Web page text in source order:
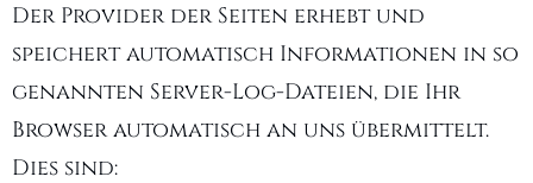
Der Provider der Seiten erhebt und
speichert automatisch Informationen in so
genannten Server-Log-Dateien, die Ihr
Browser automatisch an uns übermittelt.
Dies sind: